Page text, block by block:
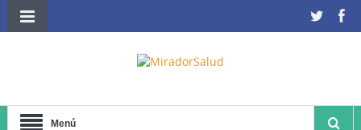
Menú